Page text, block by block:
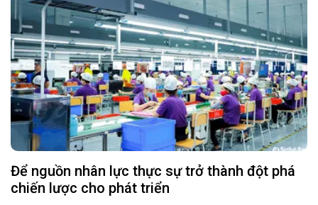
Để nguồn nhân lực thực sự trở thành đột phá
chiến lược cho phát triển